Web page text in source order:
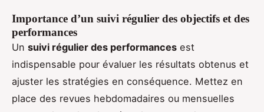
Importance d’un suivi régulier des objectifs et des
performances
Un suivi régulier des performances est
indispensable pour évaluer les résultats obtenus et
ajuster les stratégies en conséquence. Mettez en
place des revues hebdomadaires ou mensuelles